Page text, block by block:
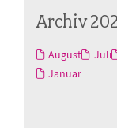
Archiv
August Juli
Januar